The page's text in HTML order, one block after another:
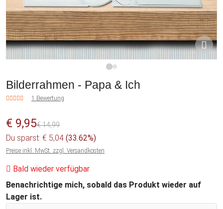
Bilderrahmen - Papa & Ich
1 Bewertung
€ 9,95€ 14,99
Du sparst: € 5,04 (33.62%)
Preise inkl. MwSt. zzgl. Versandkosten
Bald wieder verfügbar
Benachrichtige mich, sobald das Produkt wieder auf
Lager ist.